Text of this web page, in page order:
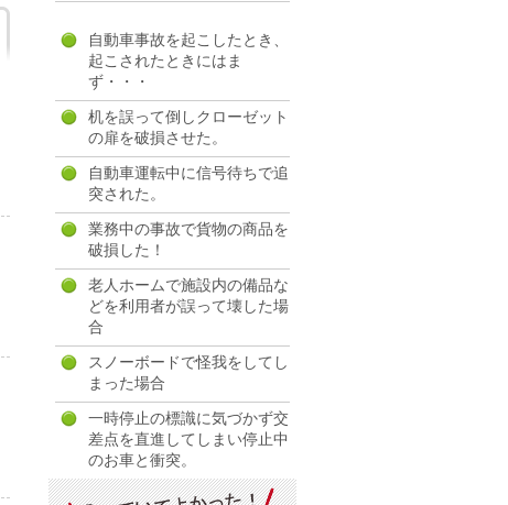
自動車事故を起こしたとき、
起こされたときにはま
ず・・・
机を誤って倒しクローゼット
の扉を破損させた。
自動車運転中に信号待ちで追
突された。
業務中の事故で貨物の商品を
破損した！
老人ホームで施設内の備品な
どを利用者が誤って壊した場
合
スノーボードで怪我をしてし
まった場合
一時停止の標識に気づかず交
差点を直進してしまい停止中
のお車と衝突。